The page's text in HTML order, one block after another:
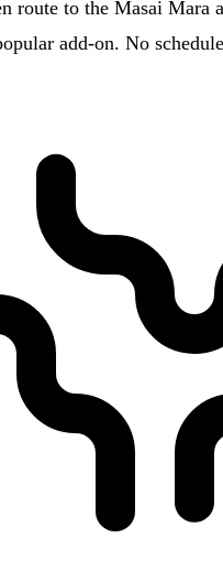
route to the Masai Mara
add-on. No